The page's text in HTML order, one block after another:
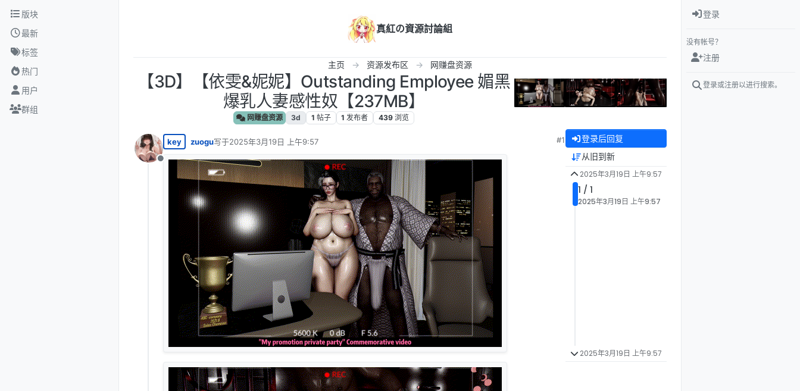
跳转至内容
版块
最新
标签
热门
用户
群组
真紅の資源討論組
主页 资源发布区 网赚盘资源
【3D】【依雯&妮妮】Outstanding Employee 媚黑
爆乳人妻感性奴【237MB】
网赚盘资源 3d 1 帖子 1 发布者 439 浏览
离线
key zuogu写于2025年3月19日 上午9:57
最后由 编辑
#1 登录后回复
从旧到新
2025年3月19日 上午9:57
1 / 1
2025年3月19日 上午9:57
2025年3月19日 上午9:57
登录
没有帐号？
注册
登录或注册以进行搜索。